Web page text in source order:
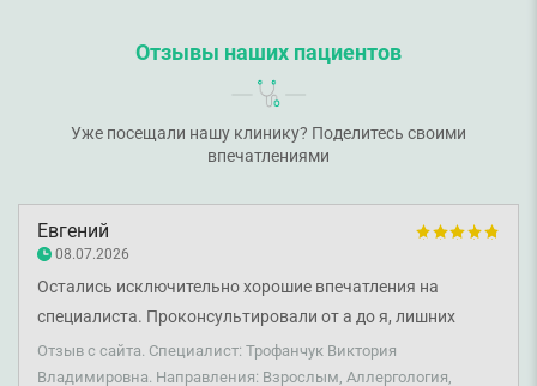
Отзывы наших пациентов
Уже посещали нашу клинику? Поделитесь своими
впечатлениями
Евгений
08.07.2026
Остались исключительно хорошие впечатления на
специалиста. Проконсультировали от а до я, лишних
анализов не назначили. Клиника также выглядела
великолепно, очень красиво. Остались исключительно
Отзыв с сайта. Специалист: Трофанчук Виктория
Владимировна. Направления: Взрослым, Аллергология,